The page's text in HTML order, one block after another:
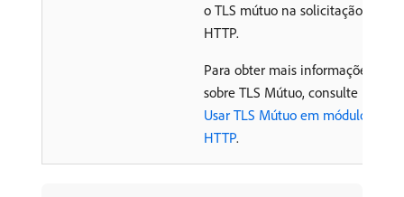
o TLS mútuo na solicitação
HTTP.
Para obter mais informações
sobre TLS Mútuo, consulte
Usar TLS Mútuo em módulos
HTTP.